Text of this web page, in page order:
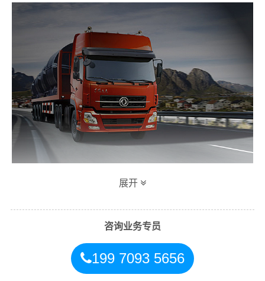
同时，为了方便广大客户从广州物流到南宁的不同运输时
效和物流成本要求，万信特推出广州到南宁物流
方式，以此来降低从广东广州到南宁的物流专线运输成
本，提高由广州发货到南宁的物流效率，以便为新老客户
展开
咨询业务专员
199 7093 5656